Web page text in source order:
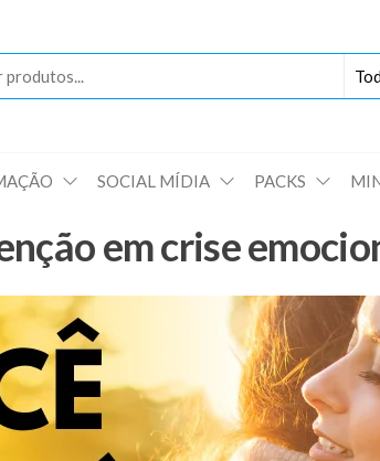
SOCIAL MÍDIA PACKS
em crise